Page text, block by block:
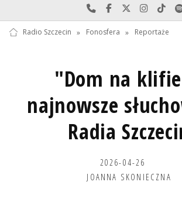
Najlepiej po prostu do
Odwiedź nas na
Odwiedź nas
Radio Szczecin » Fonosfera » Reportaże
"Dom na
najnowsze
Radia
2026-04-26
JOANNA SKONIECZNA